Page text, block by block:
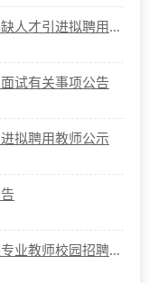
2026通辽经济技术开发区教育系统急需紧缺人才引进拟聘用人员公示
试有关事项公告
拟聘用教师公示
2026年度阿拉善盟额济纳旗教育领域紧缺专业教师校园招聘拟聘人员公示